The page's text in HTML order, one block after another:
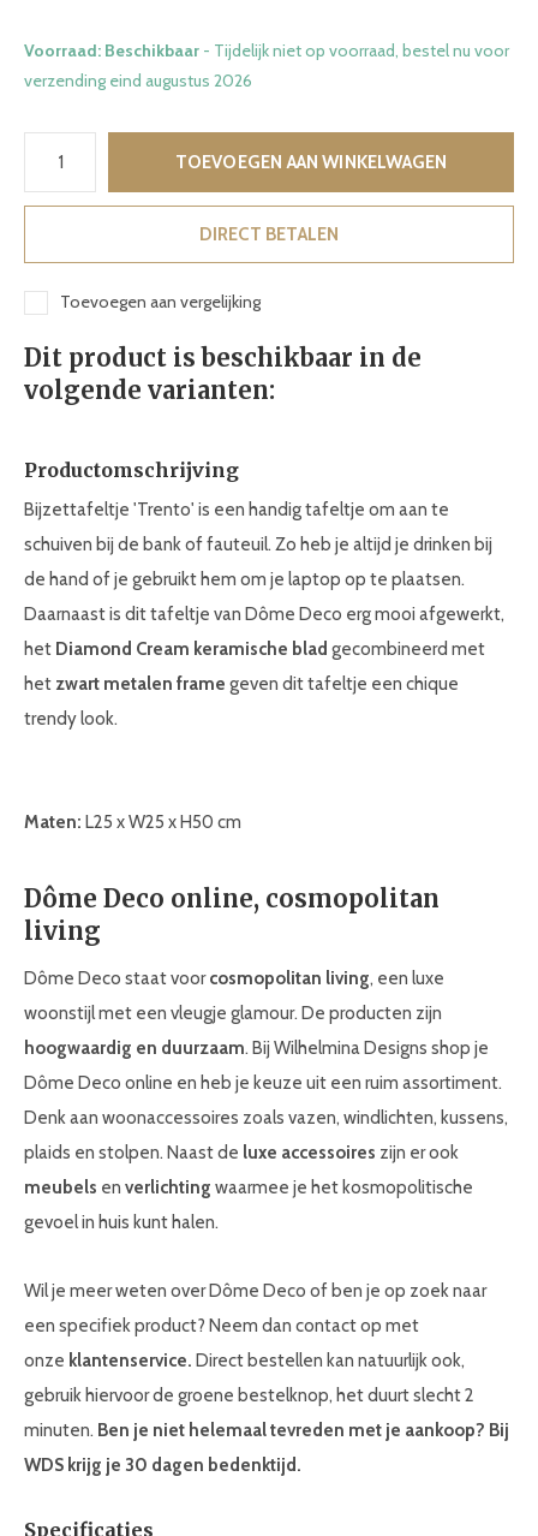
Voorraad: Beschikbaar - Tijdelijk niet op voorraad, bestel nu voor
verzending eind augustus 2026
TOEVOEGEN AAN WINKELWAGEN
DIRECT BETALEN
Toevoegen aan vergelijking
Dit product is beschikbaar in de
volgende varianten:
Productomschrijving
Bijzettafeltje 'Trento' is een handig tafeltje om aan te
schuiven bij de bank of fauteuil. Zo heb je altijd je drinken bij
de hand of je gebruikt hem om je laptop op te plaatsen.
Daarnaast is dit tafeltje van Dôme Deco erg mooi afgewerkt,
het Diamond Cream keramische blad gecombineerd met
het zwart metalen frame geven dit tafeltje een chique
trendy look.
Maten: L25 x W25 x H50 cm
Dôme Deco online, cosmopolitan
living
Dôme Deco staat voorcosmopolitan living, een luxe
woonstijl met een vleugje glamour. De producten zijn
hoogwaardig en duurzaam. Bij Wilhelmina Designs shop je
Dôme Deco online en heb je keuze uit een ruim assortiment.
Denk aan woonaccessoires zoals vazen, windlichten, kussens,
plaids en stolpen. Naast de luxe accessoires zijn er ook
meubels en verlichting waarmee je het kosmopolitische
gevoel in huis kunt halen.
Wil je meer weten over Dôme Deco of ben je op zoek naar
een specifiek product? Neem dan contact op met
onze klantenservice. Direct bestellen kan natuurlijk ook,
gebruik hiervoor de groene bestelknop, het duurt slecht 2
minuten. Ben je niet helemaal tevreden met je aankoop? Bij
WDS krijg je 30 dagen bedenktijd.
Specificaties